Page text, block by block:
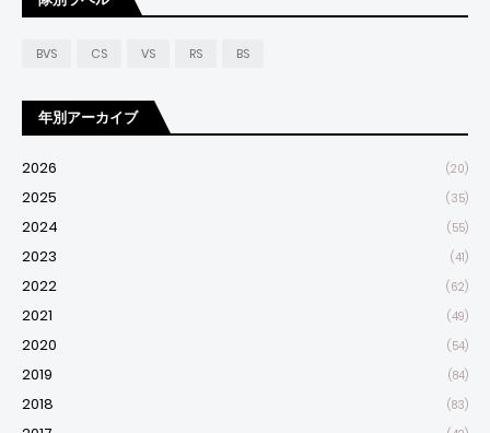
BVS CS VS RS BS
年別アーカイブ
2026 (20)
2025 (35)
2024 (55)
2023 (41)
2022 (62)
2021 (49)
2020 (54)
2019 (84)
2018 (83)